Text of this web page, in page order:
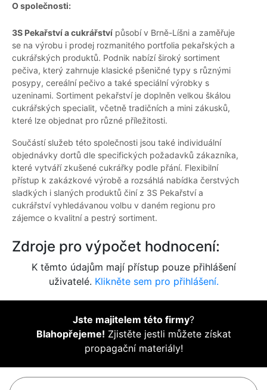
O společnosti:
3S Pekařství a cukrářství působí v Brně-Líšni a zaměřuje
se na výrobu i prodej rozmanitého portfolia pekařských a
cukrářských produktů. Podnik nabízí široký sortiment
pečiva, který zahrnuje klasické pšeničné typy s různými
posypy, cereální pečivo a také speciální výrobky s
uzeninami. Sortiment pekařství je doplněn velkou škálou
cukrářských specialit, včetně tradičních a mini zákusků,
které lze objednat pro různé příležitosti.
Součástí služeb této společnosti jsou také individuální
objednávky dortů dle specifických požadavků zákazníka,
které vytváří zkušené cukrářky podle přání. Flexibilní
přístup k zakázkové výrobě a rozsáhlá nabídka čerstvých
sladkých i slaných produktů činí z 3S Pekařství a
cukrářství vyhledávanou volbu v daném regionu pro
zájemce o kvalitní a pestrý sortiment.
Zdroje pro výpočet hodnocení:
K těmto údajům mají přístup pouze přihlášení
uživatelé. Klikněte sem pro přihlášení.
Jste majitelem této firmy?
Blahopřejeme! Zjistěte jestli můžete získat
propagační materiály!